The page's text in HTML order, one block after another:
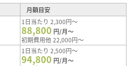
月額目安
1日当たり 2,300円～
88,800 円/月～
初期費用他 22,000円～
1日当たり 2,500円～
94,800 円/月～